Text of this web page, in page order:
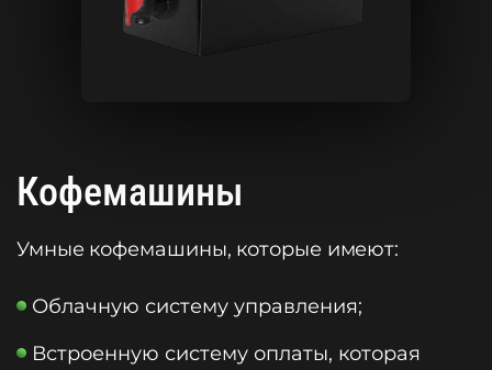
Кофемашины
Умные кофемашины, которые имеют:
Облачную систему управления;
Встроенную систему оплаты, которая